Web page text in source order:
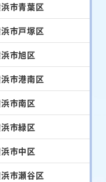
市青葉区
市戸塚区
市旭区
市港南区
市南区
市緑区
市中区
市瀬谷区